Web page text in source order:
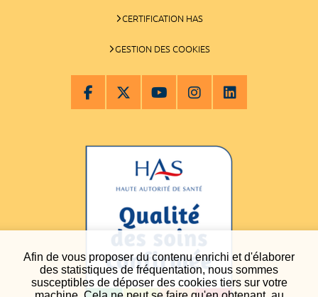
Afin de vous proposer du contenu enrichi et d'élaborer
des statistiques de fréquentation, nous sommes
susceptibles de déposer des cookies tiers sur votre
CERTIFICATION HAS
GESTION DES COOKIES